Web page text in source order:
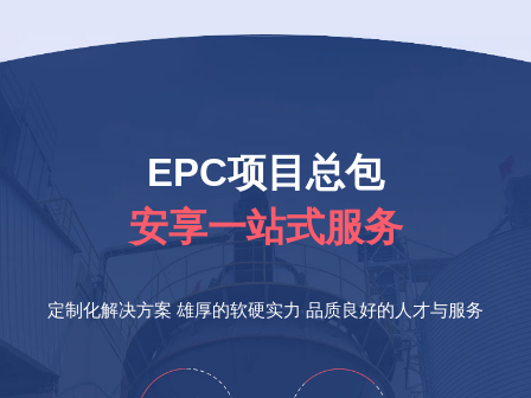
EPC项目总包
安享一站式服务
定制化解决方案 雄厚的软硬实力 品质良好的人才与服务